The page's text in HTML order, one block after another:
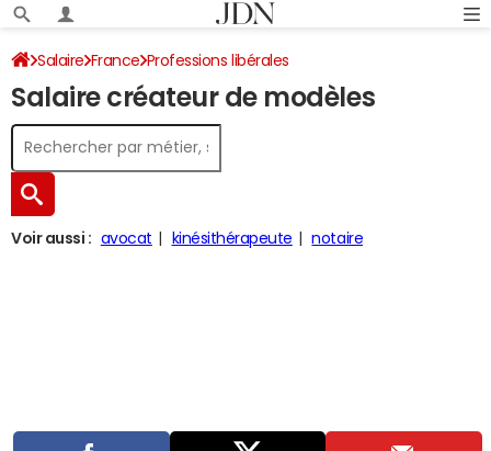
Salaire France Professions libérales
Salaire créateur de modèles
Voir aussi : avocat kinésithérapeute notaire